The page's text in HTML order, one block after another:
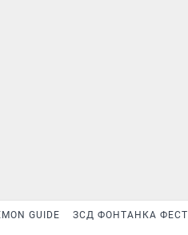
GUIDE ЗСД ФОНТАНКА ФЕСТ